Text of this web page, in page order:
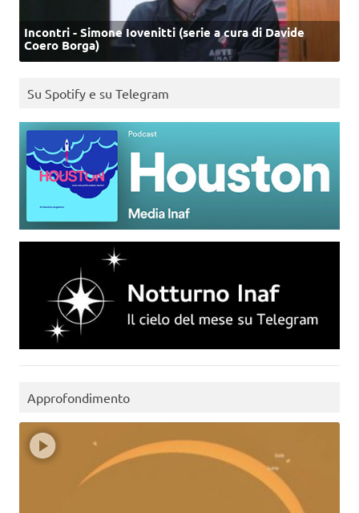
Incontri - Simone Iovenitti (serie a cura di Davide
Coero Borga)
Su Spotify e su Telegram
Approfondimento